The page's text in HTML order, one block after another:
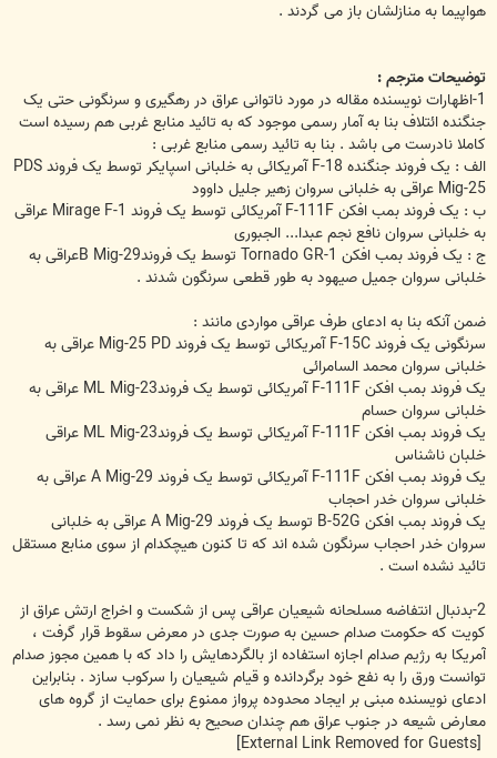
هواپیما به منازلشان باز می گردند .
توضیحات مترجم :
1-اظهارات نویسنده مقاله در مورد ناتوانی عراق در رهگیری و سرنگونی حتی یک
جنگنده ائتلاف بنا به آمار رسمی موجود که به تائید منابع غربی هم رسیده است
کاملا نادرست می باشد . بنا به تائید رسمی منابع غربی :
الف : یک فروند جنگنده F-18 آمریکائی به خلبانی اسپایکر توسط یک فروند PDS
Mig-25 عراقی به خلبانی سروان زهیر جلیل داوود
ب : یک فروند بمب افکن F-111F آمریکائی توسط یک فروند Mirage F-1 عراقی
به خلبانی سروان نافع نجم عبدا... الجبوری
ج : یک فروند بمب افکن Tornado GR-1 توسط یک فروندB Mig-29عراقی به
خلبانی سروان جمیل صیهود به طور قطعی سرنگون شدند .
ضمن آنکه بنا به ادعای طرف عراقی مواردی مانند :
سرنگونی یک فروند F-15C آمریکائی توسط یک فروند Mig-25 PD عراقی به
خلبانی سروان محمد السامرائی
یک فروند بمب افکن F-111F آمریکائی توسط یک فروندML Mig-23 عراقی به
خلبانی سروان حسام
یک فروند بمب افکن F-111F آمریکائی توسط یک فروندML Mig-23 عراقی
خلبان ناشناس
یک فروند بمب افکن F-111F آمریکائی توسط یک فروند A Mig-29 عراقی به
خلبانی سروان خدر احجاب
یک فروند بمب افکن B-52G توسط یک فروند A Mig-29 عراقی به خلبانی
سروان خدر احجاب سرنگون شده اند که تا کنون هیچکدام از سوی منابع مستقل
تائید نشده است .
2-بدنبال انتفاضه مسلحانه شیعیان عراقی پس از شکست و اخراج ارتش عراق از
کویت که حکومت صدام حسین به صورت جدی در معرض سقوط قرار گرفت ،
آمریکا به رژیم صدام اجازه استفاده از بالگردهایش را داد که با همین مجوز صدام
توانست ورق را به نفع خود برگردانده و قیام شیعیان را سرکوب سازد . بنابراین
ادعای نویسنده مبنی بر ایجاد محدوده پرواز ممنوع برای حمایت از گروه های
معارض شیعه در جنوب عراق هم چندان صحیح به نظر نمی رسد .
[External Link Removed for Guests]